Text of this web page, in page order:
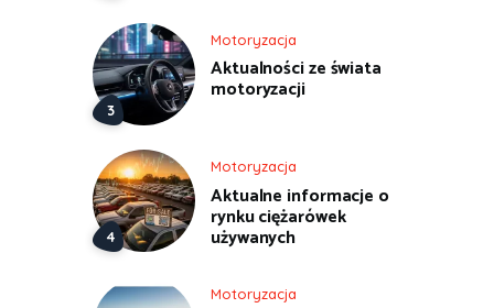
Motoryzacja
Aktualności ze świata
motoryzacji
Motoryzacja
Aktualne informacje o
rynku ciężarówek
używanych
Motoryzacja